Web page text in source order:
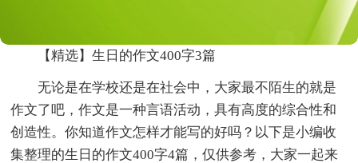
【精选】生日的作文400字3篇
无论是在学校还是在社会中，大家最不陌生的就是
作文了吧，作文是一种言语活动，具有高度的综合性和
创造性。你知道作文怎样才能写的好吗？以下是小编收
集整理的生日的作文400字4篇，仅供参考，大家一起来